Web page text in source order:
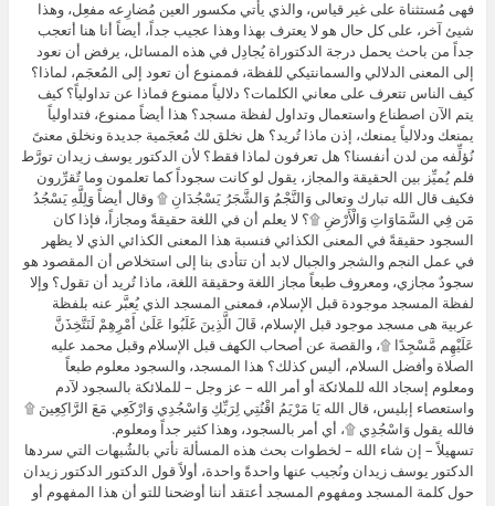
فهى مُستثناة على غير قياس، والذي يأتي مكسور العين مُضارِعه مفعِل، وهذا
شيئ آخر، على كل حال هو لا يعترف بهذا وهذا عجيب جداً، أيضاً أنا هنا أتعجب
جداً من باحث يحمل درجة الدكتوراة يُجادِل في هذه المسائل، يرفض أن نعود
إلى المعنى الدلالي والسمانتيكي للفظة، فممنوع أن تعود إلى المُعجَم، لماذا؟
كيف الناس تتعرف على معاني الكلمات؟ دلالياً ممنوع فماذا عن تداولياً؟ كيف
يتم الآن اصطناع واستعمال وتداول لفظة مسجد؟ هذا أيضاً ممنوع، فتداولياً
يمنعك ودلالياً يمنعك، إذن ماذا تُريد؟ هل نخلق لك مُعجَمية جديدة ونخلق معنىً
نُؤلِّفه من لدن أنفسنا؟ هل تعرفون لماذا فقط؟ لأن الدكتور يوسف زيدان تورَّط
فلم يُميِّز بين الحقيقة والمجاز، يقول لو كانت سجوداً كما تعلمون وما تٌقرِّرون
فكيف قال الله تبارك وتعالى وَالنَّجْمُ وَالشَّجَرُ يَسْجُدَانِ ۩ وقال أيضاً وَلِلَّهِ يَسْجُدُ
مَن فِي السَّمَاوَاتِ وَالْأَرْضِ ۩؟ لا يعلم أن في اللغة حقيقةً ومجازاً، فإذا كان
السجود حقيقةً في المعنى الكذائي فنسبة هذا المعنى الكذائي الذي لا يظهر
في عمل النجم والشجر والجبال لابد أن تتأدى بنا إلى استخلاص أن المقصود هو
سجودٌ مجازي، ومعروف طبعاً مجاز اللغة وحقيقة اللغة، ماذا تُريد أن تقول؟ وإلا
لفظة المسجد موجودة قبل الإسلام، فمعنى المسجد الذي يُعبَّر عنه بلفظة
عربية هى مسجد موجود قبل الإسلام، قَالَ الَّذِينَ غَلَبُوا عَلَىٰ أَمْرِهِمْ لَنَتَّخِذَنَّ
عَلَيْهِم مَّسْجِدًا ۩، والقصة عن أصحاب الكهف قبل الإسلام وقبل محمد عليه
الصلاة وأفضل السلام، أليس كذلك؟ هذا المسجد، والسجود معلوم طبعاً
ومعلوم إسجاد الله للملائكة أو أمر الله – عز وجل – للملائكة بالسجود لآدم
واستعصاء إبليس، قال الله يَا مَرْيَمُ اقْنُتِي لِرَبِّكِ وَاسْجُدِي وَارْكَعِي مَعَ الرَّاكِعِينَ ۩
فالله يقول وَاسْجُدِي ۩، أي أمر بالسجود، وهذا كثير جداً ومعلوم.
تسهيلاً – إن شاء الله – لخطوات بحث هذه المسألة نأتي بالشُبهات التي سردها
الدكتور يوسف زيدان ونُجيب عنها واحدةً واحدة، أولاً قول الدكتور الدكتور زيدان
حول كلمة المسجد ومفهوم المسجد أعتقد أننا أوضحنا للتو أن هذا المفهوم أو